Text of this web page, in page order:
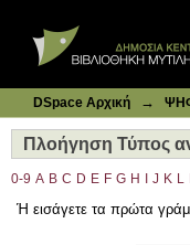
DSpace Αρχική →
Πλοήγηση Τύπος
0-9 A B C D E F G H J K L
Ή εισάγετε τα πρώτα